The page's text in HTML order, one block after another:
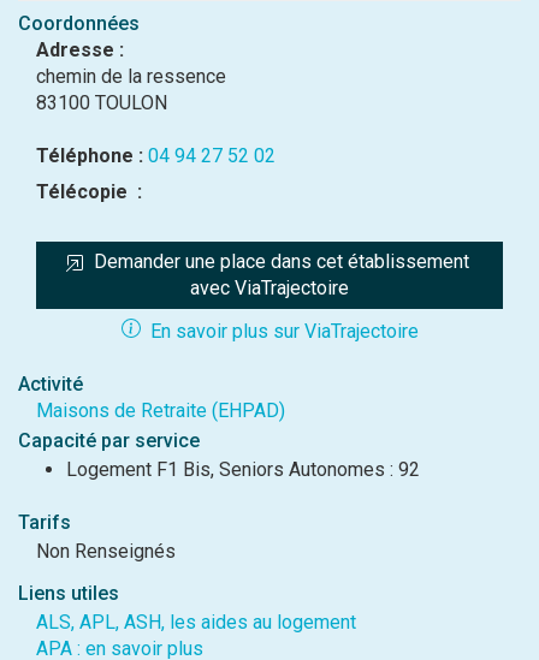
Coordonnées
Adresse :
chemin de la ressence
83100 TOULON
Téléphone : 04 94 27 52 02
Télécopie :
Demander une place dans cet établissement
avec ViaTrajectoire
En savoir plus sur ViaTrajectoire
Activité
Maisons de Retraite (EHPAD)
Capacité par service
Logement F1 Bis, Seniors Autonomes : 92
Tarifs
Non Renseignés
Liens utiles
ALS, APL, ASH, les aides au logement
APA : en savoir plus